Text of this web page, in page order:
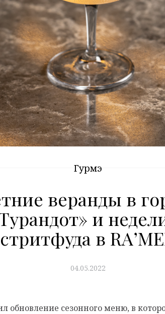
Гурмэ
веранды в
и
стритфуда в
04.05.2022
обновление сезонного меню, в